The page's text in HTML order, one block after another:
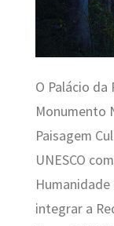
O Palácio
Monumento
Paisagem
UNESCO
Humanidade
integrar a